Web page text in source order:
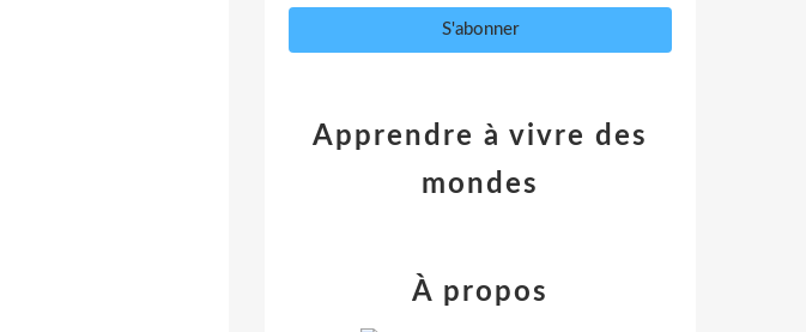
Apprendre à vivre des
mondes
À propos